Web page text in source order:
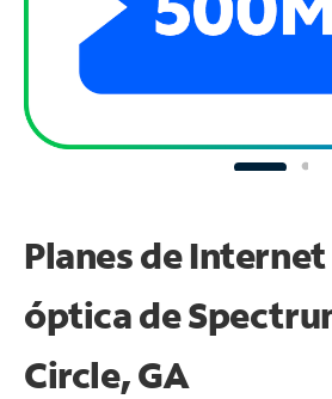
Planes de
óptica de
Circle, GA